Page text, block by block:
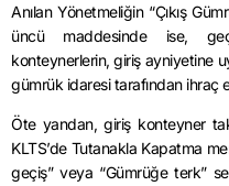
Anılan Yönetmeliğin “Çıkış
üncü maddesinde ise,
konteynerlerin, giriş ayniyetine
gümrük idaresi tarafından ihraç
Öte yandan, giriş konteyner
KLTS’de Tutanakla Kapatma
geçiş” veya “Gümrüğe terk”